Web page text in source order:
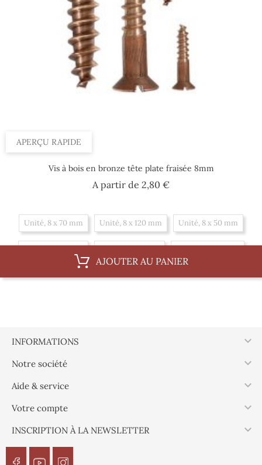
APERÇU RAPIDE
Vis à bois en bronze tête plate fraisée 8mm
A partir de 2,80 €Prix
Unité, 8 x 70 mm Unité, 8 x 120 mm Unité, 8 x 50 mm
Unité, 8 x 40 mm Boite, 8 x 50 mm Boite, 8 x 80 mm
AJOUTER AU PANIER
INFORMATIONS 
Notre société 
Aide & service 
Votre compte 
INSCRIPTION À LA NEWSLETTER 